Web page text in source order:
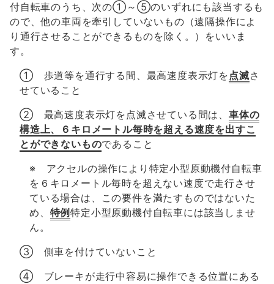
付自転車のうち、次の①～⑤のいずれにも該当するも
ので、他の車両を牽引していないもの（遠隔操作によ
り通行させることができるものを除く。）をいいま
す。
① 歩道等を通行する間、最高速度表示灯を 点滅さ
せていること
② 最高速度表示灯を点滅させている間は、 車体の
構造上、６キロメートル毎時を超える速度を出すこ
とができないものであること
※ アクセルの操作により特定小型原動機付自転車
を６キロメートル毎時を超えない速度で走行させ
ている場合は、この要件を満たすものではないた
め、 特例特定小型原動機付自転車には該当しませ
ん。
③ 側車を付けていないこと
④ ブレーキが走行中容易に操作できる位置にある